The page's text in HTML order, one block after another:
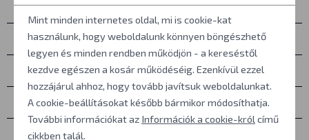
Névjegyek
Személyes átvétel
Mindent a vásárlásról
További információk
Mint minden internetes oldal, mi is cookie-kat
használunk, hogy weboldalunk könnyen böngészhető
legyen és minden rendben működjön - a kereséstől
kezdve egészen a kosár működéséig. Ezenkívül ezzel
hozzájárul ahhoz, hogy tovább javítsuk weboldalunkat.
A cookie-beállításokat később bármikor módosíthatja.
További információkat az Információk a cookie-król című
cikkben talál.